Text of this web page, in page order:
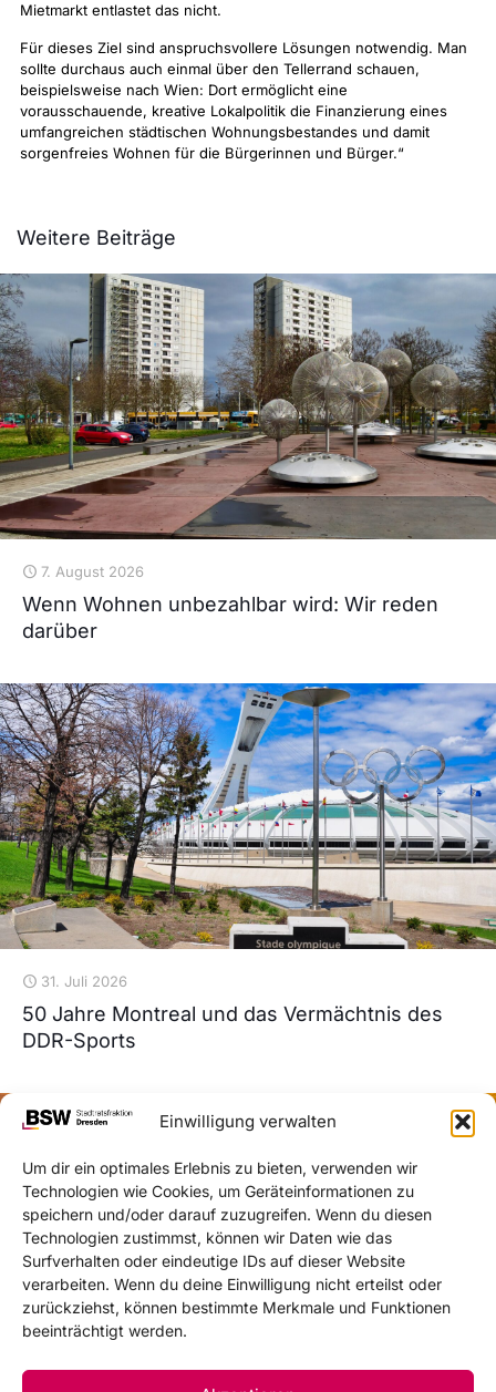
Einwilligung verwalten
Um dir ein optimales Erlebnis zu bieten, verwenden wir
Technologien wie Cookies, um Geräteinformationen zu
speichern und/oder darauf zuzugreifen. Wenn du diesen
Technologien zustimmst, können wir Daten wie das
Surfverhalten oder eindeutige IDs auf dieser Website
verarbeiten. Wenn du deine Einwilligung nicht erteilst oder
zurückziehst, können bestimmte Merkmale und Funktionen
beeinträchtigt werden.
Mietmarkt entlastet das nicht.
Für dieses Ziel sind anspruchsvollere Lösungen notwendig. Man
sollte durchaus auch einmal über den Tellerrand schauen,
beispielsweise nach Wien: Dort ermöglicht eine
vorausschauende, kreative Lokalpolitik die Finanzierung eines
umfangreichen städtischen Wohnungsbestandes und damit
sorgenfreies Wohnen für die Bürgerinnen und Bürger.“
Weitere Beiträge
7. August 2026
Wenn Wohnen unbezahlbar wird: Wir reden
darüber
31. Juli 2026
50 Jahre Montreal und das Vermächtnis des
DDR-Sports